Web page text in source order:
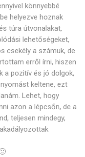
könnyebbé
helyezve hoznak
túra útvonalakat,
lehetőségeket,
csekély a számuk, de
erről írni, hiszen
a pozitív és jó dolgok,
keltene, ezt
Lehet, hogy
azon a lépcsőn, de a
teljesen mindegy,